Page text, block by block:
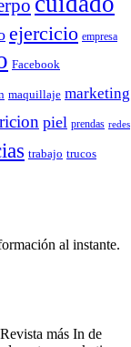
ejercicio empresa
Facebook
maquillaje marketing
piel prendas redes
trabajo trucos
al instante.
más In de